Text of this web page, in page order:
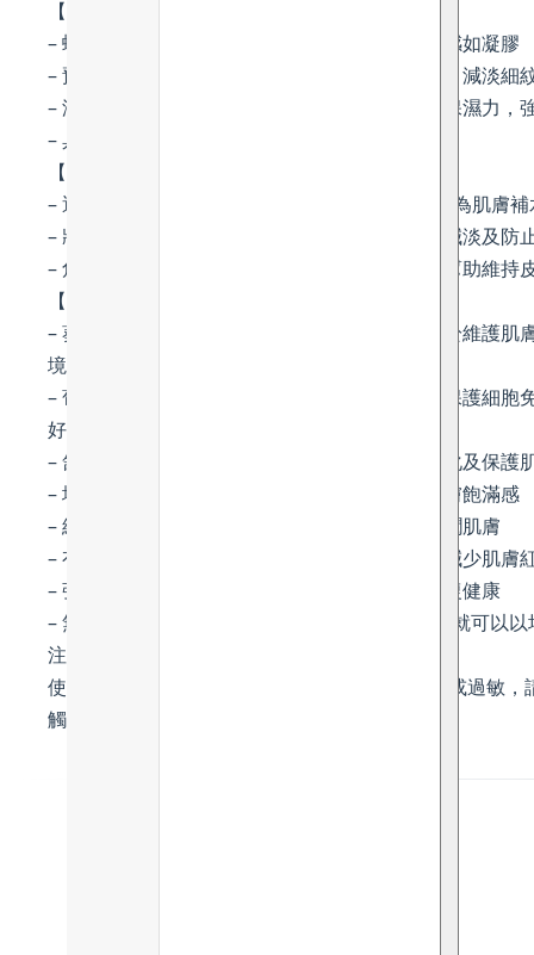
【滋潤、強化屏障 – 蜂王漿萃取(Royal Jelly)】
– 蜂王漿是蜜蜂用以餵飼幼蜂及蜂後的產物，質感如凝膠
– 預防膠原蛋白及纖維蛋白分解，維持肌膚彈性，減淡細
– 滋潤乾燥肌膚，亦可防止水分流失及提升肌膚保濕力，
– 具有很強的抗炎作用，可減少肌膚泛紅等問題
【改善細紋和皺紋 – 透明質酸鈉、角鯊烷】
– 透明質酸能鎖住自身重量1,000倍的水分，持續為肌膚補
– 將水分帶到肌膚深層，使肌膚變得飽滿，有助減淡及防
– 角鯊烷能夠深層滲透皮膚，提供長效的保濕，幫助維
【抗氧滋潤 – 2種植物油(葵花籽油及葡萄籽油)】
– 葵花籽油富含必需脂肪酸，如亞麻油酸，有助於維護
境損傷；其抗炎特性有助於舒緩發炎的肌膚
– 葡萄籽油富含原花青素，有助於中和自由基，保護細胞
好處：
– 舒緩受刺激的肌膚，有效對抗自由基、抗光老化及保護
– 填補細紋和皺紋，改善肌膚鬆弛問題，提升肌膚飽滿感
– 維護肌膚的天然屏障並防止水分流失，深層滋潤肌膚
– 有效抗炎及對抗害菌，舒緩及鎮靜敏感肌膚，減少肌膚
– 強化及重建肌膚屏障，修復受損細胞，肌膚回復健康
– 無油膩感，推開後快速被肌膚吸收，只需1-2滴就可以
注意事項：
使用前先進行局部皮膚測試。如發覺皮膚有不適或過敏
觸。 請置於陰涼乾燥處。